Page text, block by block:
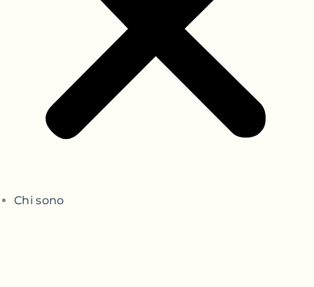
Chi sono